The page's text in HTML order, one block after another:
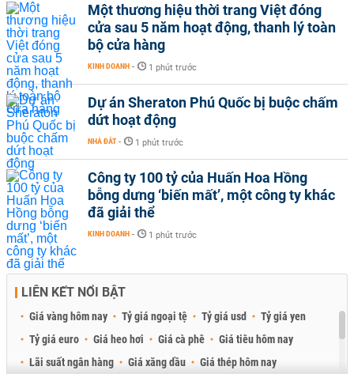
Một thương hiệu thời trang Việt đóng
cửa sau 5 năm hoạt động, thanh lý toàn
bộ cửa hàng
KINH DOANH - 1 phút trước
Dự án Sheraton Phú Quốc bị buộc chấm
dứt hoạt động
NHÀ ĐẤT - 1 phút trước
Công ty 100 tỷ của Huấn Hoa Hồng
bỗng dưng ‘biến mất’, một công ty khác
đã giải thể
KINH DOANH - 1 phút trước
LIÊN KẾT NỔI BẬT
Giá vàng hôm nay Tỷ giá ngoại tệ Tỷ giá usd
Tỷ giá yen
Tỷ giá euro
Giá heo hơi Giá cà phê
Giá tiêu hôm nay
Lãi suất ngân hàng
Giá xăng dầu Giá thép hôm nay